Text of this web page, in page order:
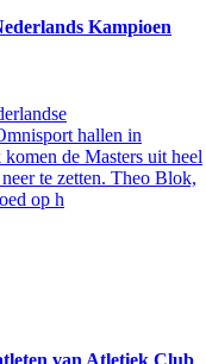
Kampioen
hallen in
de Masters uit heel
te zetten. Theo Blok,
op h
van Atletiek Club